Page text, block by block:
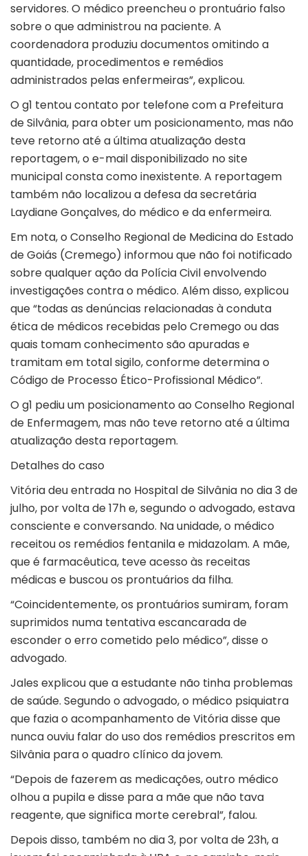
servidores. O médico preencheu o prontuário falso
sobre o que administrou na paciente. A
coordenadora produziu documentos omitindo a
quantidade, procedimentos e remédios
administrados pelas enfermeiras”, explicou.
O g1 tentou contato por telefone com a Prefeitura
de Silvânia, para obter um posicionamento, mas não
teve retorno até a última atualização desta
reportagem, o e-mail disponibilizado no site
municipal consta como inexistente. A reportagem
também não localizou a defesa da secretária
Laydiane Gonçalves, do médico e da enfermeira.
Em nota, o Conselho Regional de Medicina do Estado
de Goiás (Cremego) informou que não foi notificado
sobre qualquer ação da Polícia Civil envolvendo
investigações contra o médico. Além disso, explicou
que “todas as denúncias relacionadas à conduta
ética de médicos recebidas pelo Cremego ou das
quais tomam conhecimento são apuradas e
tramitam em total sigilo, conforme determina o
Código de Processo Ético-Profissional Médico”.
O g1 pediu um posicionamento ao Conselho Regional
de Enfermagem, mas não teve retorno até a última
atualização desta reportagem.
Detalhes do caso
Vitória deu entrada no Hospital de Silvânia no dia 3 de
julho, por volta de 17h e, segundo o advogado, estava
consciente e conversando. Na unidade, o médico
receitou os remédios fentanila e midazolam. A mãe,
que é farmacêutica, teve acesso às receitas
médicas e buscou os prontuários da filha.
“Coincidentemente, os prontuários sumiram, foram
suprimidos numa tentativa escancarada de
esconder o erro cometido pelo médico”, disse o
advogado.
Jales explicou que a estudante não tinha problemas
de saúde. Segundo o advogado, o médico psiquiatra
que fazia o acompanhamento de Vitória disse que
nunca ouviu falar do uso dos remédios prescritos em
Silvânia para o quadro clínico da jovem.
“Depois de fazerem as medicações, outro médico
olhou a pupila e disse para a mãe que não tava
reagente, que significa morte cerebral”, falou.
Depois disso, também no dia 3, por volta de 23h, a